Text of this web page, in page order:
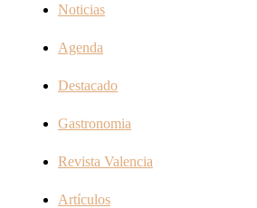
Noticias
Agenda
Destacado
Gastronomia
Revista Valencia
Artículos